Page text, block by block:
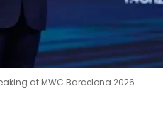
at MWC Barcelona 2026